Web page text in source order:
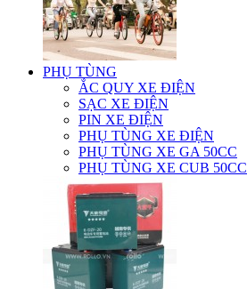
PHỤ TÙNG
ẮC QUY XE ĐIỆN
SẠC XE ĐIỆN
PIN XE ĐIỆN
PHỤ TÙNG XE ĐIỆN
PHỤ TÙNG XE GA 50CC
PHỤ TÙNG XE CUB 50CC